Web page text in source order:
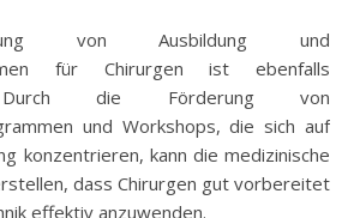
von Ausbildung und
für Chirurgen ist ebenfalls
Durch die Förderung von
und Workshops, die sich auf
konzentrieren, kann die medizinische
dass Chirurgen gut vorbereitet
effektiv anzuwenden.